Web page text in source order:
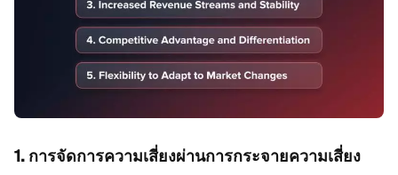
1. การจัดการความเสี่ยงผ่านการกระจายความเสี่ยง